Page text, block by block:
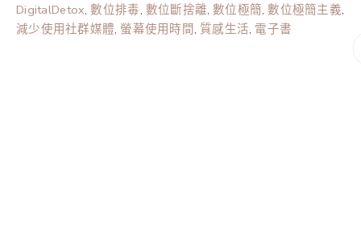
DigitalDetox,數位排毒, 數位斷捨離,數位極簡,數位極簡主義,
減少使用社群媒體, 螢幕使用時間, 質感生活, 電子書